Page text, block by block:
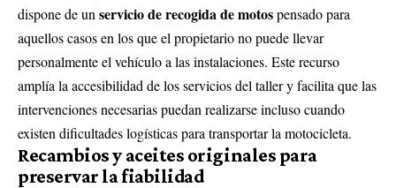
dispone de un servicio de recogida de motospensado para
aquellos casos en los que el propietario no puede llevar
personalmente el vehículo a las instalaciones. Este recurso
amplía la accesibilidad de los servicios del taller y facilita que las
intervenciones necesarias puedan realizarse incluso cuando
existen dificultades logísticas para transportar la motocicleta.
Recambios y aceites originales para
preservar la fiabilidad